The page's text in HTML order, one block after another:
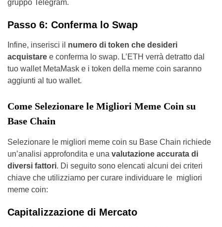
gruppo Telegram.
Passo 6: Conferma lo Swap
Infine, inserisci il numero di token che desideri
acquistare e conferma lo swap. L’ETH verrà detratto dal
tuo wallet MetaMask e i token della meme coin saranno
aggiunti al tuo wallet.
Come Selezionare le Migliori Meme Coin su
Base Chain
Selezionare le migliori meme coin su Base Chain richiede
un’analisi approfondita e una valutazione accurata di
diversi fattori. Di seguito sono elencati alcuni dei criteri
chiave che utilizziamo per curare individuare le migliori
meme coin:
Capitalizzazione di Mercato